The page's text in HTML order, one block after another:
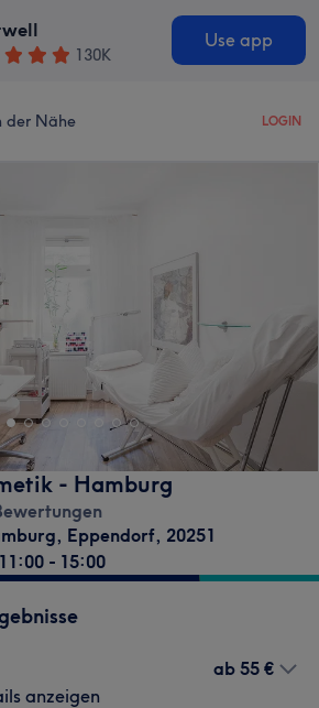
130K
Use app
der Nähe LOGIN
- Hamburg
Eppendorf, 20251
- 15:00
anzeigen
ab 55 €